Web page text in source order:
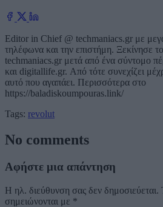
Editor in Chief @ techmaniacs.gr με
τηλέφωνα και την επιστήμη. Ξεκίνησε
techmaniacs.gr μετά από ένα σύντομο
και digitallife.gr. Από τότε συνεχίζει
αυτό που αγαπάει. Περισσότερα στο
https://baladiskoumpouras.link/
Tags: revolut
No comments
Αφήστε μια απάντηση
Η ηλ. διεύθυνση σας δεν δημοσιεύεται.
σημειώνονται με *